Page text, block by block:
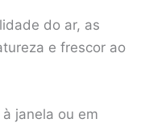
do ar, as
e frescor ao
janela ou em